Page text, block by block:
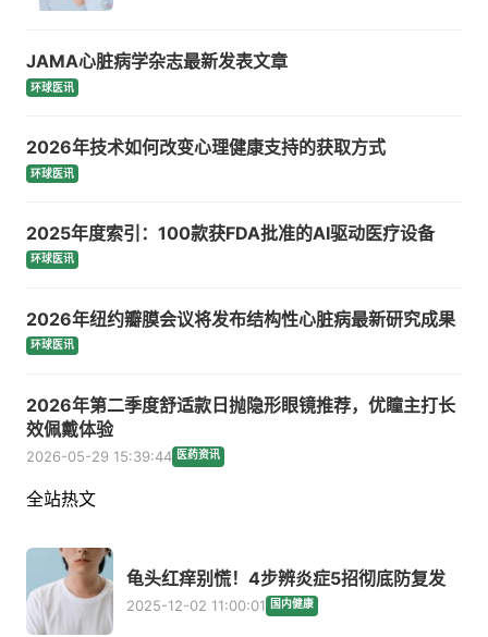
JAMA心脏病学杂志最新发表文章
环球医讯
2026年技术如何改变心理健康支持的获取方式
环球医讯
2025年度索引：100款获FDA批准的AI驱动医疗设备
环球医讯
2026年纽约瓣膜会议将发布结构性心脏病最新研究成果
环球医讯
2026年第二季度舒适款日抛隐形眼镜推荐，优瞳主打长
效佩戴体验
2026-05-29 15:39:44 医药资讯
全站热文
龟头红痒别慌！4步辨炎症5招彻底防复发
2025-12-02 11:00:01 国内健康